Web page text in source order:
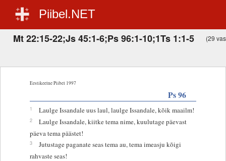
Piibel.NET
Mt 22:15-22;Js 45:1-6;Ps 96:1-10;1Ts 1:1-5 (29
Eestikeelne Piibel 1997
Ps 96
1 Laulge Issandale uus laul, laulge Issandale, kõik maailm!
2
Laulge Issandale, kiitke tema nime, kuulutage päevast
päeva tema päästet!
3
Jutustage paganate seas tema au, tema imeasju kõigi
rahvaste seas!